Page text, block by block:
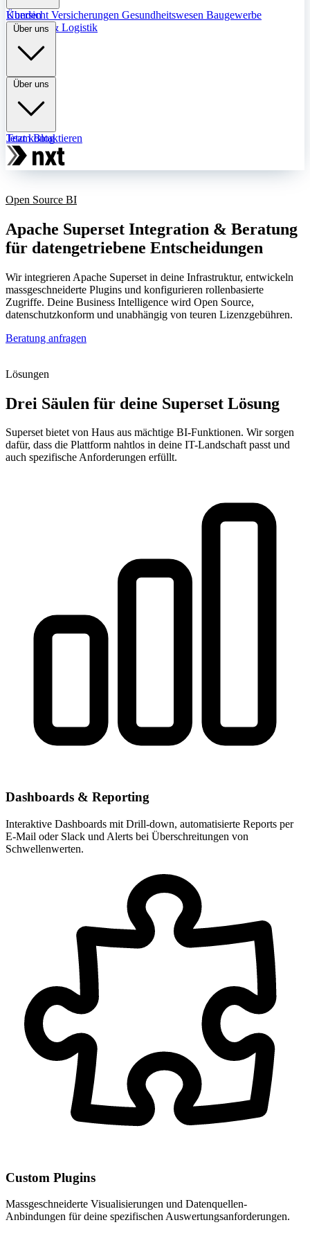
Übersicht Versicherungen Gesundheitswesen Baugewerbe
Transport & Logistik
Kunden
Über uns
Über uns
TeamBlog
Jetzt kontaktieren
Open Source BI
Apache Superset Integration & Beratung
für datengetriebene Entscheidungen
Wir integrieren Apache Superset in deine Infrastruktur, entwickeln
massgeschneiderte Plugins und konfigurieren rollenbasierte
Zugriffe. Deine Business Intelligence wird Open Source,
datenschutzkonform und unabhängig von teuren Lizenzgebühren.
Beratung anfragen
Lösungen
Drei Säulen für deine Superset Lösung
Superset bietet von Haus aus mächtige BI-Funktionen. Wir sorgen
dafür, dass die Plattform nahtlos in deine IT-Landschaft passt und
auch spezifische Anforderungen erfüllt.
Dashboards & Reporting
Interaktive Dashboards mit Drill-down, automatisierte Reports per
E-Mail oder Slack und Alerts bei Überschreitungen von
Schwellenwerten.
Custom Plugins
Massgeschneiderte Visualisierungen und Datenquellen-
Anbindungen für deine spezifischen Auswertungsanforderungen.